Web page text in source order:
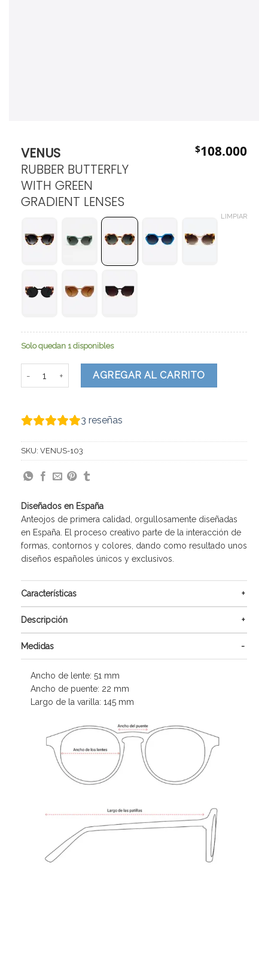
VENUS
RUBBER BUTTERFLY
WITH GREEN
GRADIENT LENSES
$108.000
LIMPIAR
Solo quedan 1 disponibles
AGREGAR AL CARRITO
3 reseñas
SKU: VENUS-103
Diseñados en España
Anteojos de primera calidad, orgullosamente diseñadas
en España. El proceso creativo parte de la interacción de
formas, contornos y colores, dando como resultado unos
diseños españoles únicos y exclusivos.
Características
Descripción
Medidas
Ancho de lente: 51 mm
Ancho de puente: 22 mm
Largo de la varilla: 145 mm